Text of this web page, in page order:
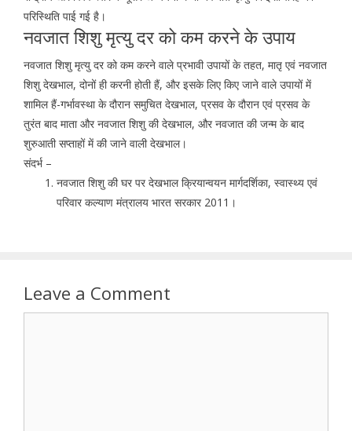
परिस्थिति पाई गई है।
नवजात शिशु मृत्यु दर को कम करने के उपाय
नवजात शिशु मृत्यु दर को कम करने वाले प्रभावी उपायों के तहत, मातृ एवं नवजात
शिशु देखभाल, दोनों ही करनी होती हैं, और इसके लिए किए जाने वाले उपायों में
शामिल हैं-गर्भावस्था के दौरान समुचित देखभाल, प्रसव के दौरान एवं प्रसव के
तुरंत बाद माता और नवजात शिशु की देखभाल, और नवजात की जन्म के बाद
शुरुआती सप्ताहों में की जाने वाली देखभाल।
संदर्भ –
नवजात शिशु की घर पर देखभाल क्रियान्वयन मार्गदर्शिका, स्वास्थ्य एवं
परिवार कल्याण मंत्रालय भारत सरकार 2011।
Leave a Comment